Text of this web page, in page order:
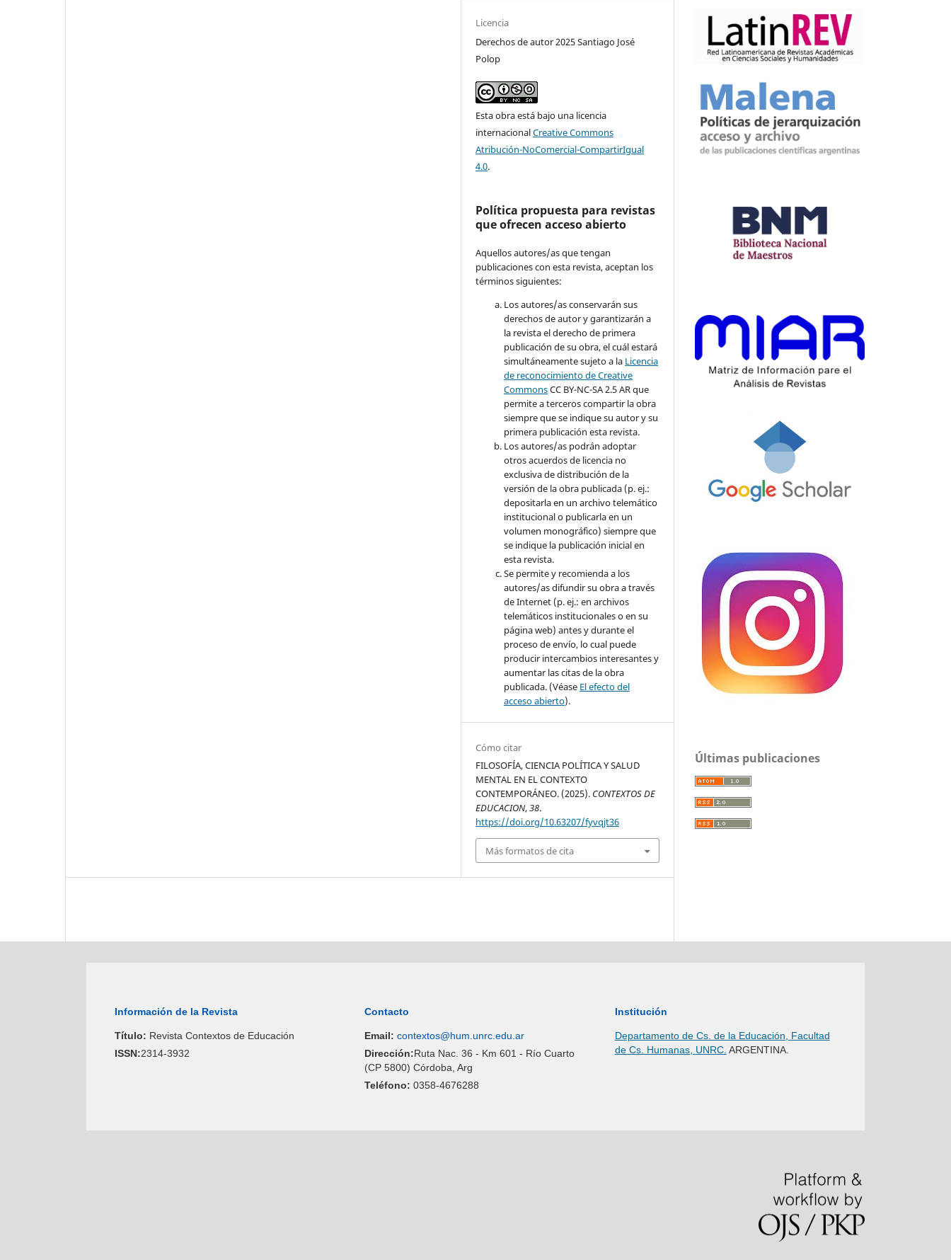
Licencia
Derechos de autor 2025 Santiago José
Polop
Esta obra está bajo una licencia
internacionalCreative Commons
Atribución-NoComercial-CompartirIgual
4.0.
Política propuesta para revistas
que ofrecen acceso abierto
Aquellos autores/as que tengan
publicaciones con esta revista, aceptan los
términos siguientes:
Los autores/as conservarán sus
derechos de autor y garantizarán a
la revista el derecho de primera
publicación de su obra, el cuál estará
simultáneamente sujeto a la Licencia
de reconocimiento de Creative
CommonsCC BY-NC-SA 2.5 AR que
permite a terceros compartir la obra
siempre que se indique su autor y su
primera publicación esta revista.
Los autores/as podrán adoptar
otros acuerdos de licencia no
exclusiva de distribución de la
versión de la obra publicada (p. ej.:
depositarla en un archivo telemático
institucional o publicarla en un
volumen monográfico) siempre que
se indique la publicación inicial en
esta revista.
Se permite y recomienda a los
autores/as difundir su obra a través
de Internet (p. ej.: en archivos
telemáticos institucionales o en su
página web) antes y durante el
proceso de envío, lo cual puede
producir intercambios interesantes y
aumentar las citas de la obra
publicada. (Véase El efecto del
acceso abierto).
Cómo citar
FILOSOFÍA, CIENCIA POLÍTICA Y SALUD
MENTAL EN EL CONTEXTO
CONTEMPORÁNEO. (2025). CONTEXTOS DE
EDUCACION,38.
https://doi.org/10.63207/fyvqjt36
Más formatos de cita
Últimas publicaciones
Información de la Revista
Título: Revista Contextos de Educación
ISSN:2314-3932
Contacto
Email: contextos@hum.unrc.edu.ar
Dirección:Ruta Nac. 36 - Km 601 - Río Cuarto
(CP 5800) Córdoba, Arg
Teléfono:0358-4676288
Institución
Departamento de Cs. de la Educación, Facultad
de Cs. Humanas, UNRC. ARGENTINA.